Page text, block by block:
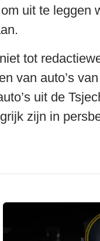
uit te
tot
van auto’s
uit de
zijn in